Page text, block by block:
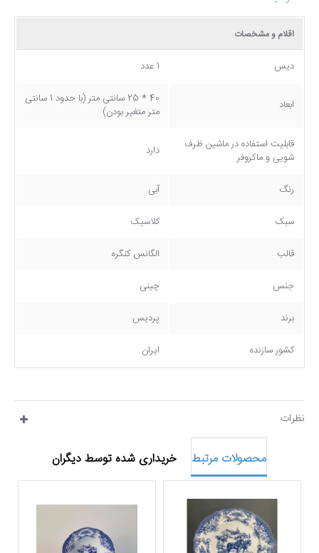
اقلام و مشخصات
دیس 1 عدد
ابعاد
40 * 25 سانتی متر (با حدود 1 سانتی
متر متغیر بودن)
قابلیت استفاده در ماشین ظرف
شویی و ماکروفر
دارد
رنگ آبی
سبک کلاسیک
قالب الگانس کنگره
جنس چینی
برند پردیس
کشور سازنده ایران
نظرات
محصولات مرتبط خریداری شده توسط دیگران